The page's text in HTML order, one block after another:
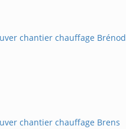
chantier chauffage Brénod
chantier chauffage Brens